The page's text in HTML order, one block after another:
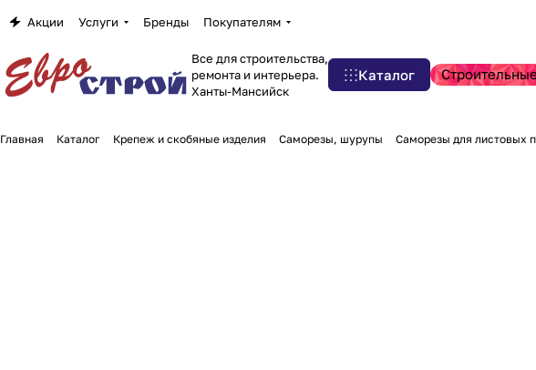
Акции Услуги Бренды Покупателям
Все для строительства,
ремонта и интерьера.
Ханты-Мансийск
Каталог
Главная Каталог Крепеж и скобяные изделия Саморезы, шурупы Саморезы для листовых